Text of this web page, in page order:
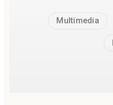
Multimedia